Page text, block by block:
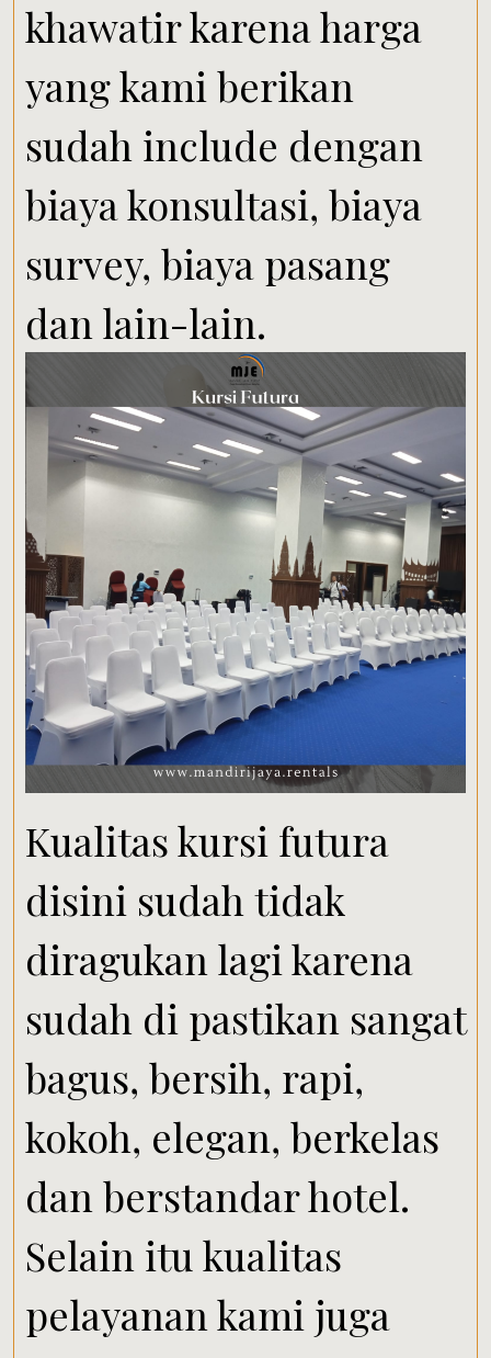
khawatir karena harga
yang kami berikan
sudah include dengan
biaya konsultasi, biaya
survey, biaya pasang
dan lain-lain.
Kualitas kursi futura
disini sudah tidak
diragukan lagi karena
sudah di pastikan sangat
bagus, bersih, rapi,
kokoh, elegan, berkelas
dan berstandar hotel.
Selain itu kualitas
pelayanan kami juga